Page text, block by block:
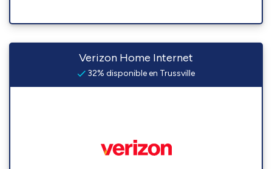
Verizon Home Internet
32% disponible en Trussville